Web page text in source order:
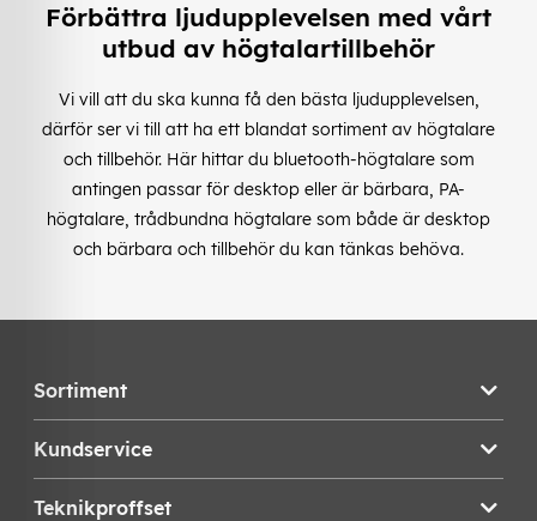
Förbättra ljudupplevelsen med vårt
utbud av högtalartillbehör
Vi vill att du ska kunna få den bästa ljudupplevelsen,
därför ser vi till att ha ett blandat sortiment av högtalare
och tillbehör. Här hittar du bluetooth-högtalare som
antingen passar för desktop eller är bärbara, PA-
högtalare, trådbundna högtalare som både är desktop
och bärbara och tillbehör du kan tänkas behöva.
Sortiment
Kundservice
Teknikproffset